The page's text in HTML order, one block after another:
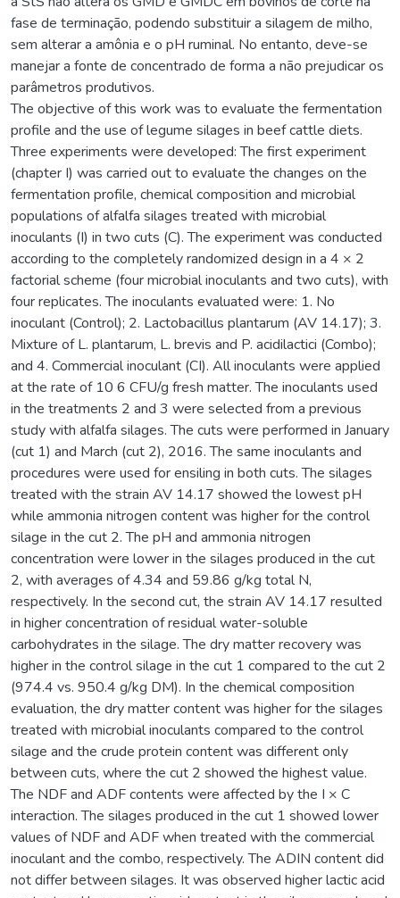
fase de terminação, podendo substituir a silagem de milho,
sem alterar a amônia e o pH ruminal. No entanto, deve-se
manejar a fonte de concentrado de forma a não prejudicar os
parâmetros produtivos.
The objective of this work was to evaluate the fermentation
profile and the use of legume silages in beef cattle diets.
Three experiments were developed: The first experiment
(chapter I) was carried out to evaluate the changes on the
fermentation profile, chemical composition and microbial
populations of alfalfa silages treated with microbial
inoculants (I) in two cuts (C). The experiment was conducted
according to the completely randomized design in a 4 × 2
factorial scheme (four microbial inoculants and two cuts), with
four replicates. The inoculants evaluated were: 1. No
inoculant (Control); 2. Lactobacillus plantarum (AV 14.17); 3.
Mixture of L. plantarum, L. brevis and P. acidilactici (Combo);
and 4. Commercial inoculant (CI). All inoculants were applied
at the rate of 10 6 CFU/g fresh matter. The inoculants used
in the treatments 2 and 3 were selected from a previous
study with alfalfa silages. The cuts were performed in January
(cut 1) and March (cut 2), 2016. The same inoculants and
procedures were used for ensiling in both cuts. The silages
treated with the strain AV 14.17 showed the lowest pH
while ammonia nitrogen content was higher for the control
silage in the cut 2. The pH and ammonia nitrogen
concentration were lower in the silages produced in the cut
2, with averages of 4.34 and 59.86 g/kg total N,
respectively. In the second cut, the strain AV 14.17 resulted
in higher concentration of residual water-soluble
carbohydrates in the silage. The dry matter recovery was
higher in the control silage in the cut 1 compared to the cut 2
(974.4 vs. 950.4 g/kg DM). In the chemical composition
evaluation, the dry matter content was higher for the silages
treated with microbial inoculants compared to the control
silage and the crude protein content was different only
between cuts, where the cut 2 showed the highest value.
The NDF and ADF contents were affected by the I × C
interaction. The silages produced in the cut 1 showed lower
values of NDF and ADF when treated with the commercial
inoculant and the combo, respectively. The ADIN content did
not differ between silages. It was observed higher lactic acid